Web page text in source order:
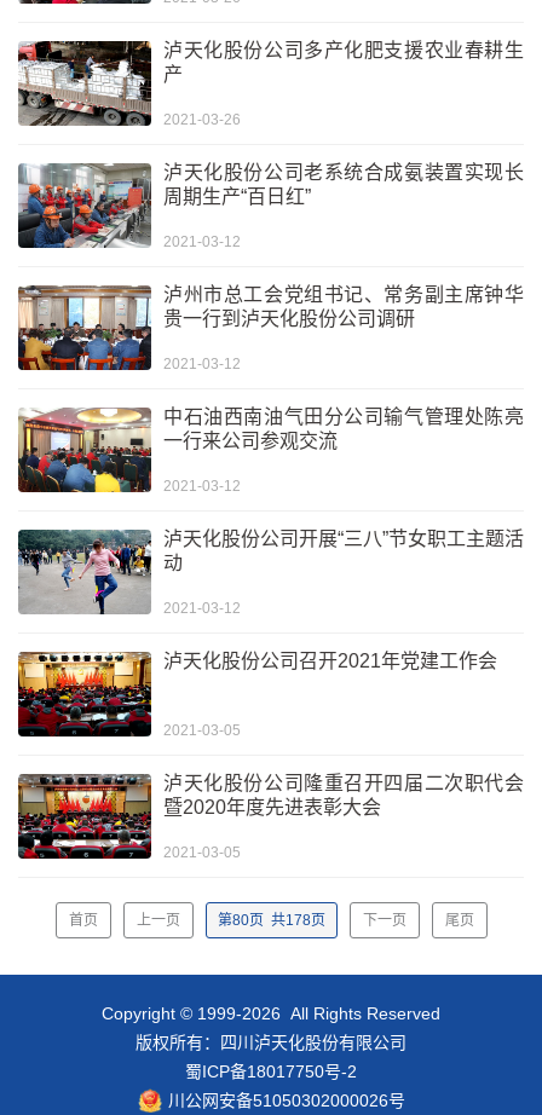
泸天化股份公司多产化肥支援农业春耕生
产
2021-03-26
泸天化股份公司老系统合成氨装置实现长
周期生产“百日红”
2021-03-12
泸州市总工会党组书记、常务副主席钟华
贵一行到泸天化股份公司调研
2021-03-12
中石油西南油气田分公司输气管理处陈亮
一行来公司参观交流
2021-03-12
泸天化股份公司开展“三八”节女职工主题活
动
2021-03-12
泸天化股份公司召开2021年党建工作会
2021-03-05
泸天化股份公司隆重召开四届二次职代会
暨2020年度先进表彰大会
2021-03-05
首页 上一页 第80页 共178页 下一页 尾页
Copyright © 1999-2026 All Rights Reserved
版权所有：四川泸天化股份有限公司
蜀ICP备18017750号-2
川公网安备51050302000026号